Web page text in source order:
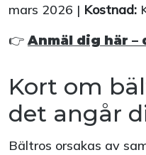
mars 2026 | Kostnad:
👉Anmäl dig här
Kort om
det angår
Bältros orsakas av